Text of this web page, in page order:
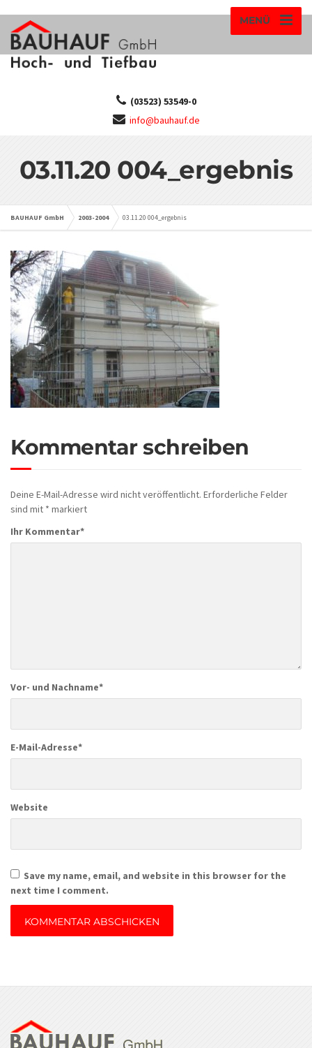
MENÜ
(03523) 53549-0
info@bauhauf.de
03.11.20 004_ergebnis
BAUHAUF GmbH 2003-2004 03.11.20 004_ergebnis
Kommentar schreiben
Deine E-Mail-Adresse wird nicht veröffentlicht. Erforderliche Felder
sind mit * markiert
Ihr Kommentar*
Vor- und Nachname*
E-Mail-Adresse*
Website
Save my name, email, and website in this browser for the
next time I comment.